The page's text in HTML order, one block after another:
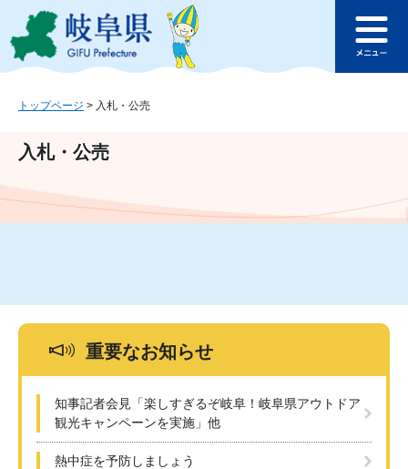
ジ
ュ
文
このページの本文へ
ュ
トップページ > 入札・公売
入札・公売
重要なお知らせ
知事記者会見「楽しすぎるぞ岐阜！岐阜県アウトドア
観光キャンペーンを実施」他
熱中症を予防しましょう